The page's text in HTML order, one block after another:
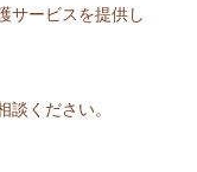
サービスを提供し
談ください。